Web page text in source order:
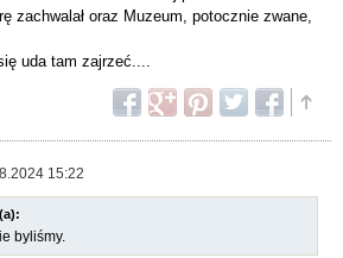
zachwalał oraz Muzeum, potocznie zwane,
uda tam zajrzeć....
15:22
byliśmy.